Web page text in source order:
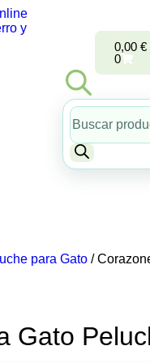
0,00 €
0
para Gato /
Gato